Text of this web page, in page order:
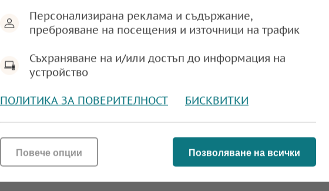
Персонализирана реклама и съдържание,
преброяване на посещения и източници на трафик
Съхраняване на и/или достъп до информация на
устройство
ПОЛИТИКА ЗА ПОВЕРИТЕЛНОСТ БИСКВИТКИ
Позволяване на всички
Повече опции